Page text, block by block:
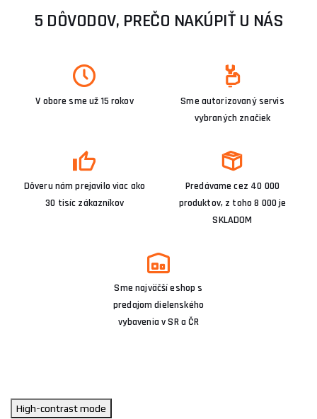
5 DÔVODOV, PREČO NAKÚPIŤ U NÁS
V obore sme už 15 rokov
Sme autorizovaný servis
vybraných značiek
Dôveru nám prejavilo viac ako
30 tisíc zákazníkov
Predávame cez 40 000
produktov, z toho 8 000 je
SKLADOM
Sme najväčší eshop s
predajom dielenského
vybavenia v SR a ČR
High-contrast mode